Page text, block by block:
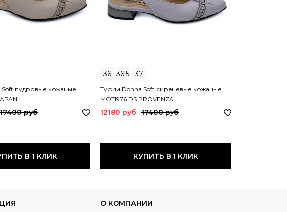
Soft пудровые кожаные
17400 руб
КУПИТЬ В 1 КЛИК
36 36.5 37
Туфли Donna Soft сиреневые кожаные
MOT1976 DS PROVENZA
12180 руб 17400 руб
КУПИТЬ В 1 КЛИК
О КОМПАНИИ